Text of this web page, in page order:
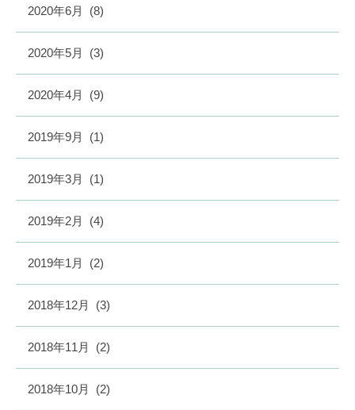
2020年6月 (8)
2020年5月 (3)
2020年4月 (9)
2019年9月 (1)
2019年3月 (1)
2019年2月 (4)
2019年1月 (2)
2018年12月 (3)
2018年11月 (2)
2018年10月 (2)